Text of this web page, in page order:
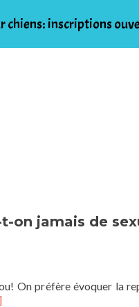
La Garderie du
on jamais de
On préfère évoquer la
chiens: inscriptions